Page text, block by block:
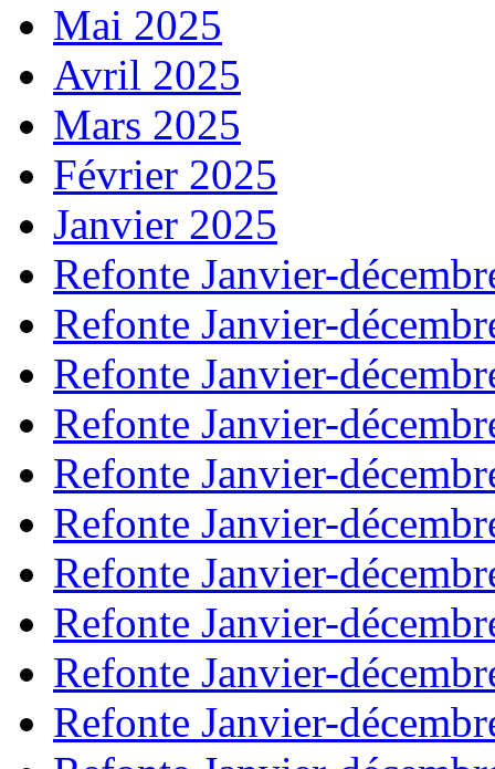
Mai 2025
Avril 2025
Mars 2025
Février 2025
Janvier 2025
Refonte Janvier-
Refonte Janvier-
Refonte Janvier-
Refonte Janvier-
Refonte Janvier-
Refonte Janvier-
Refonte Janvier-
Refonte Janvier-
Refonte Janvier-
Refonte Janvier-